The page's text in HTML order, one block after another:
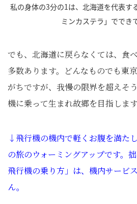
私の身体の3分の1は、北海道を代表す
ミンカステラ」ででき
でも、北海道に戻らなくては、食
多数あります。どんなものでも東
がちですが、我慢の限界を超えそ
機に乗って生まれ故郷を目指します
↓飛行機の機内で軽くお腹を満た
の旅のウォーミングアップです。
飛行機の乗り方」は、機内サービ
ん。